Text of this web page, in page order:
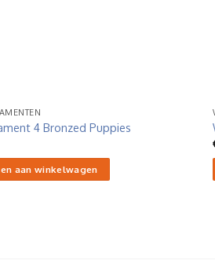
4 Bronzed Puppies
aan winkelwagen